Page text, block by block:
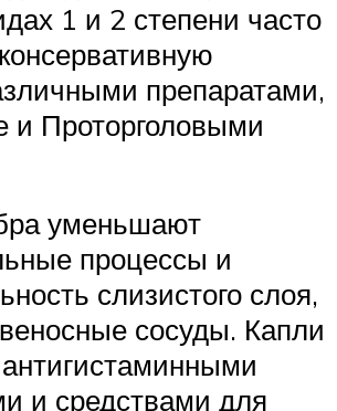
1 и 2 степени часто
препаратами,
и Проторголовыми
уменьшают
процессы и
слизистого слоя,
сосуды. Капли
и средствами для